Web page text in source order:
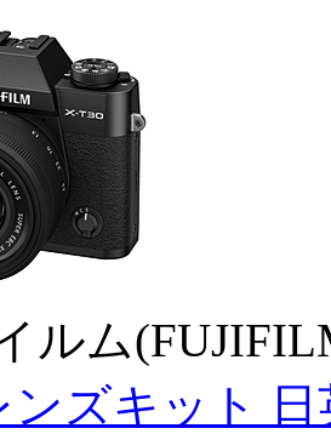
ルム
ンズキット